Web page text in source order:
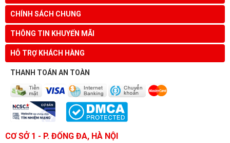
CHÍNH SÁCH CHUNG
THÔNG TIN KHUYẾN MÃI
HỖ TRỢ KHÁCH HÀNG
THANH TOÁN AN TOÀN
CƠ SỞ 1 - P. ĐỐNG ĐA, HÀ NỘI